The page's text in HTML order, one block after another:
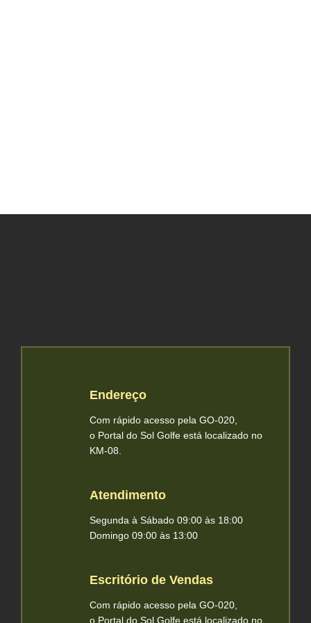
Endereço
Com rápido acesso pela GO-020,
o Portal do Sol Golfe está localizado no
KM-08.
Atendimento
Segunda à Sábado 09:00 às 18:00
Domingo 09:00 às 13:00
Escritório de Vendas
Com rápido acesso pela GO-020,
o Portal do Sol Golfe está localizado no